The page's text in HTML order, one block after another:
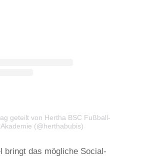
geteilt von Hertha BSC Fußball-
Akademie (@herthabubis)
bringt das mögliche Social-